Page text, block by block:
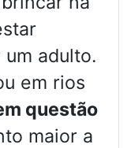
adulto.
em rios
questão
maior a